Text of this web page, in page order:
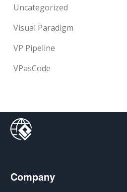
Uncategorized
Visual Paradigm
VP Pipeline
VPasCode
Company